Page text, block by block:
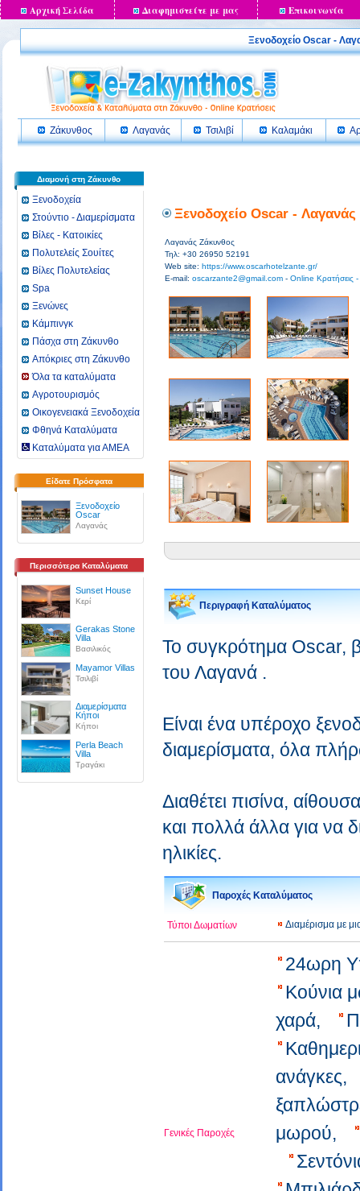
Αρχική Σελίδα Διαφημιστείτε με μας Επικοινωνία
Ξενοδοχείο Oscar -
Ζάκυνθος Λαγανάς Τσιλιβί Καλαμάκι
Διαμονή στη Ζάκυνθο
Ξενοδοχεία
Στούντιο - Διαμερίσματα
Βίλες - Κατοικίες
Πολυτελείς Σουίτες
Βίλες Πολυτελείας
Spa
Ξενώνες
Κάμπινγκ
Πάσχα στη Ζάκυνθο
Απόκριες στη Ζάκυνθο
Όλα τα καταλύματα
Αγροτουρισμός
Οικογενειακά Ξενοδοχεία
Φθηνά Καταλύματα
Καταλύματα για ΑΜΕΑ
Είδατε Πρόσφατα
Ξενοδοχείο
Oscar
Λαγανάς
Περισσότερα Καταλύματα
Sunset House
Κερί
Gerakas Stone
Villa
Βασιλικός
Mayamor Villas
Τσιλιβί
Διαμερίσματα
Κήποι
Κήποι
Perla Beach
Villa
Τραγάκι
Ξενοδοχείο Oscar -
Λαγανάς Ζάκυνθος
Τηλ: +30 26950 52191
Web site: https://www.oscarhotelzante.gr/
E-mail: oscarzante2@gmail.com - Online Κρατήσεις
Περιγραφή Καταλύματος
Το συγκρότημα Oscar,
του Λαγανά .
Είναι ένα υπέροχο
διαμερίσματα, όλα
Διαθέτει πισίνα,
και πολλά άλλα για να
ηλικίες.
Παροχές Καταλύματος
Τύποι Δωματίων Διαμέρισμα με
Γενικές Παροχές
24ωρη
Κούνια
χαρά,
ανάγκες,
μωρού,